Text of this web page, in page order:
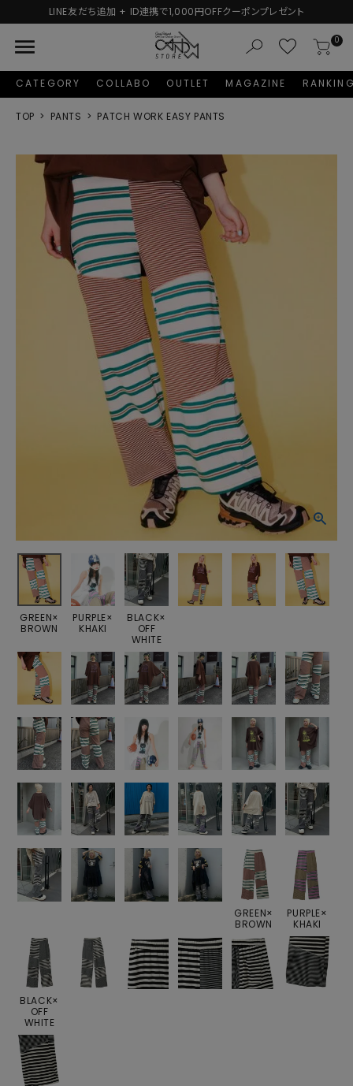
ち追加 + ID連携で1,000円OFFクーポンプレゼント
menu 0
CATEGORY COLLABO OUTLET MAGAZINE
TOP PANTS PATCH WORK EASY PANTS
GREEN×
BROWN
PURPLE×
KHAKI
BLACK×
OFF
WHITE
GREEN×
BROWN
PURPLE×
KHAKI
BLACK×
OFF
WHITE